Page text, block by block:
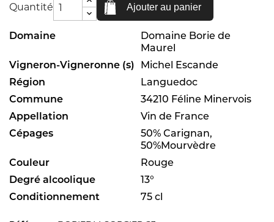
Quantité Ajouter au panier
Domaine
Domaine Borie de
Maurel
Vigneron-Vigneronne (s)
Michel Escande
Région
Languedoc
Commune
34210 Féline Minervois
Appellation
Vin de France
Cépages
50% Carignan,
50%Mourvèdre
Couleur
Rouge
Degré alcoolique
13°
Conditionnement
75 cl